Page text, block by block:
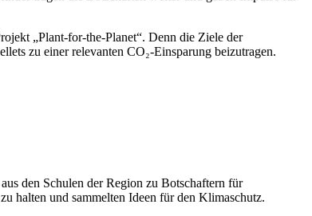
„Plant-for-the-Planet“. Denn die Ziele der
zu einer relevanten CO₂-Einsparung beizutragen.
den Schulen der Region zu Botschaftern für
halten und sammelten Ideen für den Klimaschutz.